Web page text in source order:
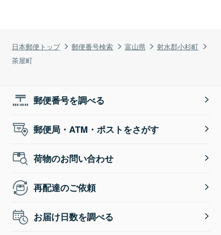
日本郵便トップ 郵便番号検索 富山県
射水郡小杉町
茶屋町
郵便番号を調べる
郵便局・ATM・ポストをさがす
荷物のお問い合わせ
再配達のご依頼
お届け日数を調べる